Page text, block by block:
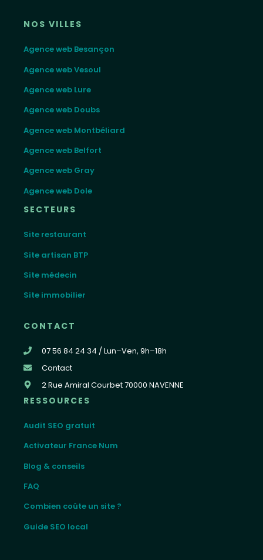
NOS VILLES
Agence web Besançon
Agence web Vesoul
Agence web Lure
Agence web Doubs
Agence web Montbéliard
Agence web Belfort
Agence web Gray
Agence web Dole
SECTEURS
Site restaurant
Site artisan BTP
Site médecin
Site immobilier
CONTACT
07 56 84 24 34 / Lun–Ven, 9h–18h
Contact
2 Rue Amiral Courbet 70000 NAVENNE
RESSOURCES
Audit SEO gratuit
Activateur France Num
Blog & conseils
FAQ
Combien coûte un site ?
Guide SEO local